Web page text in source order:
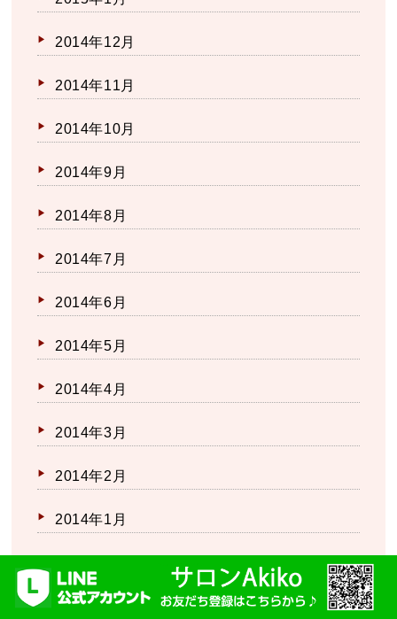
2014年12月
2014年11月
2014年10月
2014年9月
2014年8月
2014年7月
2014年6月
2014年5月
2014年4月
2014年3月
2014年2月
2014年1月
2013年11月